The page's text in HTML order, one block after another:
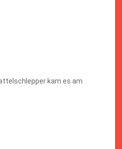
kam es am